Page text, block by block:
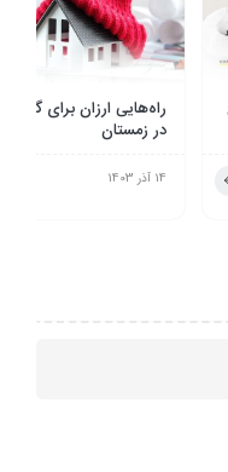
راهنمای جامع از بین
ابزارآلات
23 مرداد 1403